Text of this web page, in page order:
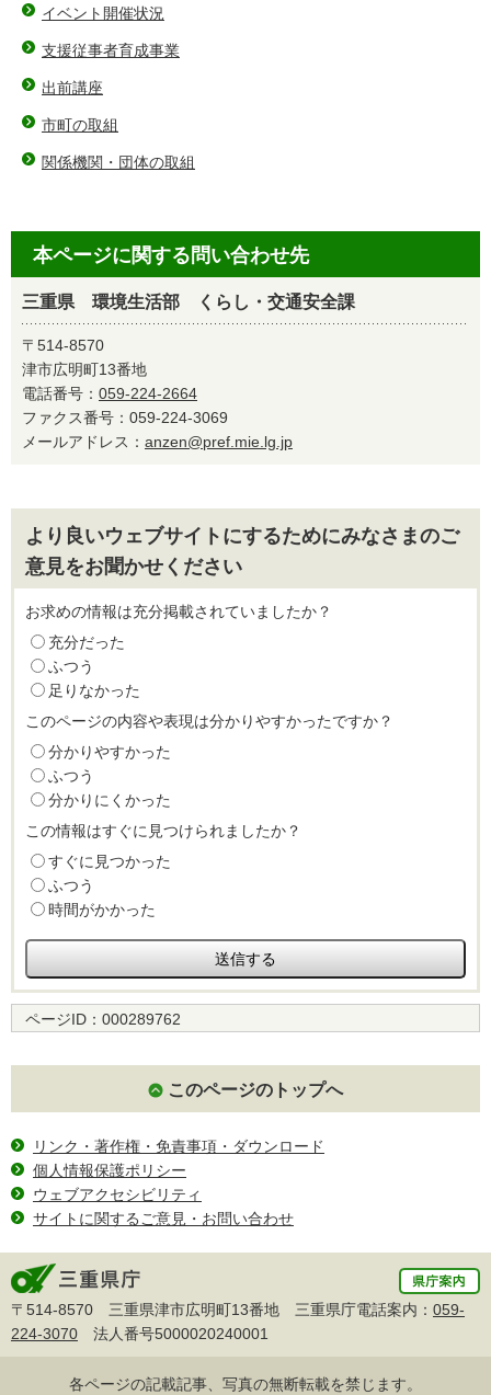
イベント開催状況
支援従事者育成事業
出前講座
市町の取組
関係機関・団体の取組
本ページに関する問い合わせ先
三重県 環境生活部 くらし・交通安全課
〒514-8570
津市広明町13番地
電話番号： 059-224-2664
ファクス番号：059-224-3069
メールアドレス： anzen@pref.mie.lg.jp
より良いウェブサイトにするためにみなさまのご
意見をお聞かせください
お求めの情報は充分掲載されていましたか？
充分だった
ふつう
足りなかった
このページの内容や表現は分かりやすかったですか？
分かりやすかった
ふつう
分かりにくかった
この情報はすぐに見つけられましたか？
すぐに見つかった
ふつう
時間がかかった
ページID： 000289762
このページのトップへ
リンク・著作権・免責事項・ダウンロード
個人情報保護ポリシー
ウェブアクセシビリティ
サイトに関するご意見・お問い合わせ
〒514-8570 三重県津市広明町13番地 三重県庁電話案内： 059-
224-3070 法人番号5000020240001
各ページの記載記事、写真の無断転載を禁じます。